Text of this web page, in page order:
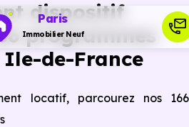
Paris
Immobilier Neuf
dispositif
programmes
de-France
locatif, parcourez nos 166